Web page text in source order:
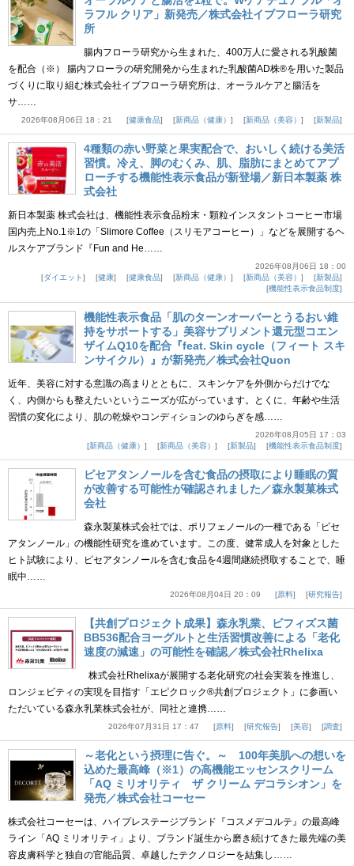
ラフル クリア」新発売／株式会社イブフローラ研究
所
腸内フローラ研究から生まれた、400万人に愛される乳酸菌
を配合（※） 腸内フローラの研究開発から生まれた乳酸菌AD株®を用いた製品
づくりに取り組む株式会社イブフローラ研究所は、オーラルケアと腸活を
サ……
2026年08月06日 18：21 健康食品 新商品（健康） 新商品（美容） 新製品
4種類の赤い野菜と果実配合で、おいしく続ける美活
習慣。冷え、脚のむくみ、肌、脂肪にまとめてアプ
ローチする機能性表示食品が新登場／新日本製薬 株
式会社
新日本製薬 株式会社は、機能性表示食品粉末・顆粒インスタントコーヒー市場
国内売上No.1※1の「Slimore Coffee（スリモアコーヒー）」などを展開するヘ
ルスケアブランド『Fun and He……
2026年08月06日 18：00
ダイエット
健康 健康食品 新商品（健康） 新商品（美容）
新製品
機能性表示食品制度
機能性表示食品「肌のターンオーバーとうるおい維
持をサポートする」美容サプリメント還元型コエン
ザイムQ10を配合『feat. Skin cycle（フィート スキ
ンサイクル）』が新発売／株式会社Quon
近年、美容に対する意識の高まりとともに、スキンケアを外側からだけでな
く、内側からも整えたいというニーズが広がっています。とくに、年齢や生活
習慣の変化により、肌の乾燥やコンディションのゆらぎを感……
2026年08月05日 17：03
新商品（健康）
新商品（美容） 新製品 機能性表示食品制度
ピセアタンノールを含む食品の摂取により睡眠の質
が改善する可能性が確認されました／森永製菓株式
会社
森永製菓株式会社では、ポリフェノールの一種である「ピセ
アタンノール」の機能性研究を進めています。この度、健常成人を対象とした
ヒト試験により、ピセアタンノールを含む食品を4週間継続摂取することで、睡
眠中……
2026年08月04日 20：09 原料 研究報告
【共創プロジェクト成果】森永乳業、ビフィズス菌
BB536配合ヨーグルトと生活習慣改善による「老化
速度の減速」の可能性を確認／株式会社Rhelixa
株式会社Rhelixaが展開する老化研究の社会実装を推進し、
ロンジェビティの実現を目指す「エピクロック®共創プロジェクト」に参画い
ただいている森永乳業株式会社が、同社と連携……
2026年07月31日 17：47 原料 研究報告 美容 調査
～老化という摂理に告ぐ。～ 100年美肌への想いを
込めた最高峰（※1）の高機能エッセンスクリーム
「AQ ミリオリティ ザ クリーム デコラシオン」を
発売／株式会社コーセー
株式会社コーセーは、ハイプレステージブランド『コスメデコルテ』の最高峰
ライン「AQ ミリオリティ」より、ブランド誕生から磨き続けてきた最先端の美
容皮膚科学と独自の官能品質、卓越したテクノロジーを結集し……